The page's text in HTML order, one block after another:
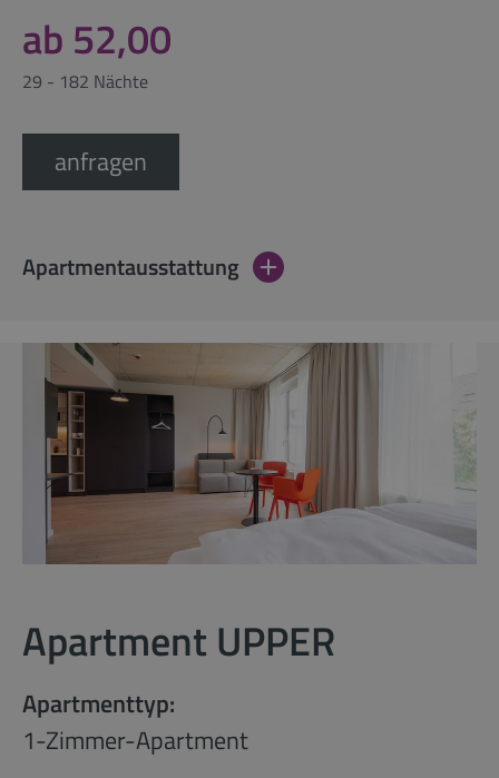
ab 52,00
29 - 182 Nächte
anfragen
Apartmentausstattung
Apartment UPPER
Apartmenttyp:
1-Zimmer-Apartment